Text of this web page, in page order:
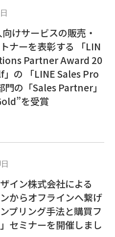
けサービスの販売・
ナーを表彰する 「LIN
Partner Award 20
の 「LINE Sales Pro
の「Sales Partner」
を受賞
イン株式会社による
ンからオフラインへ繋げ
プリング手法と購買フ
セミナーを開催しまし